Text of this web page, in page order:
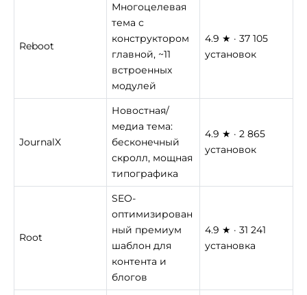
Reboot
Многоцелевая
тема с
конструктором
главной, ~11
встроенных
модулей
4.9 ★ · 37 105
установок
JournalX
Новостная/
медиа тема:
бесконечный
скролл, мощная
типографика
4.9 ★ · 2 865
установок
Root
SEO-
оптимизирован
ный премиум
шаблон для
контента и
блогов
4.9 ★ · 31 241
установка